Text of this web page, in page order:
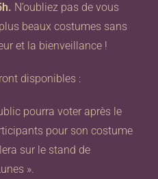
N’oubliez pas de vous
beaux costumes sans
et la bienveillance !
disponibles :
pourra voter après le
pour son costume
sur le stand de
».